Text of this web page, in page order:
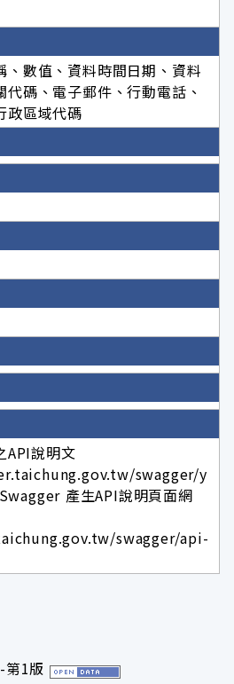
、數值、資料時間日期、資料
碼、電子郵件、行動電話、
政區域代碼
API說明文
swagger/y
產生API說明頁面網
swagger/api-
第1版